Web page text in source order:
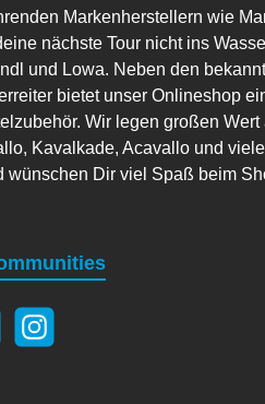
Markenherstellern wie
nächste Tour nicht ins
und Lowa. Neben den
bietet unser Onlineshop
Wir legen großen
Kavalkade, Acavallo und
Dir viel Spaß beim